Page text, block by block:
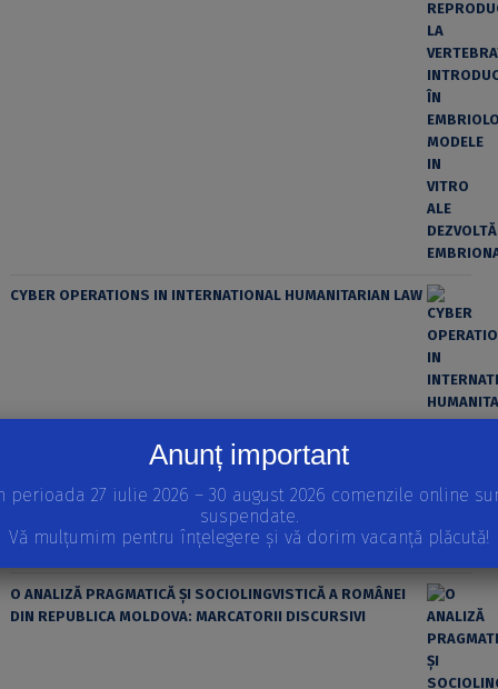
CYBER OPERATIONS IN INTERNATIONAL HUMANITARIAN LAW
ȘTIINȚA MODERNĂ ȘI MATERIALISMUL
O ANALIZĂ PRAGMATICĂ ȘI SOCIOLINGVISTICĂ A ROMÂNEI
DIN REPUBLICA MOLDOVA: MARCATORII DISCURSIVI
Anunț important
perioada 27 iulie 2026 – 30 august 2026 comenzile online
suspendate.
Vă mulțumim pentru înțelegere și vă dorim vacanță plăcută!